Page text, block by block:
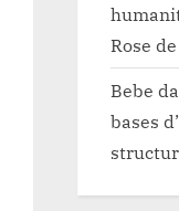
Rose
Bebe
bases